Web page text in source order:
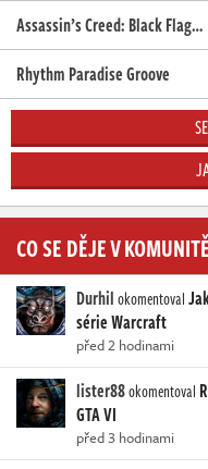
Assassin’s Creed: Black Flag…
Rhythm Paradise Groove
CO SE DĚJE V KOMUNITĚ
Durhilokomentoval
série Warcraft
před 2 hodinami
lister88okomentoval
GTA VI
před 3 hodinami